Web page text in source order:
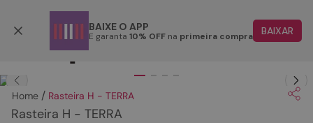
BAIXE O APP
E garanta 10% OFF na primeira compra BAIXAR
Rasteira H - TERRA
Rasteira H - TERRA
1
2º
tenis